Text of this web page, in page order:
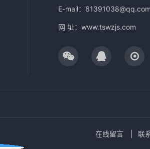
E-mail：61391038@qq.com
网 址：www.tswzjs.com
在线留言 联